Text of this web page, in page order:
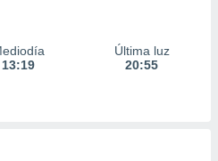
13:19
Última luz
20:55